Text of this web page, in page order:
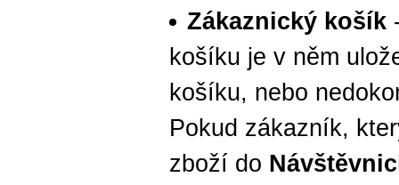
Zákaznický košík
košíku je v něm
košíku, nebo
Pokud zákazník,
zboží do